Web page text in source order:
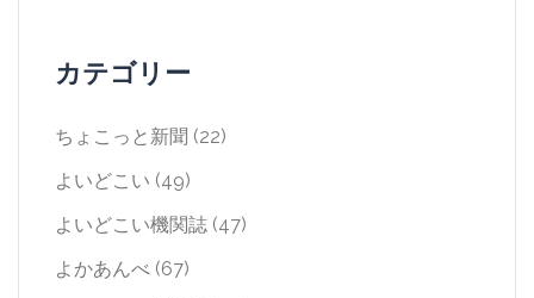
カテゴリー
ちょこっと新聞 (22)
よいどこい (49)
よいどこい機関誌 (47)
よかあんべ (67)